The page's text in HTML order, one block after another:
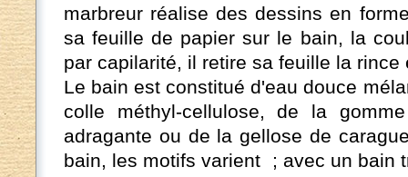
marbreur réalise des dessins en
sa feuille de papier sur le bain, la
par capilarité, il retire sa feuille la rince
Le bain est constitué d'eau douce
colle méthyl-cellulose, de la
adragante ou de la gellose de
bain, les motifs varient ; avec un bain